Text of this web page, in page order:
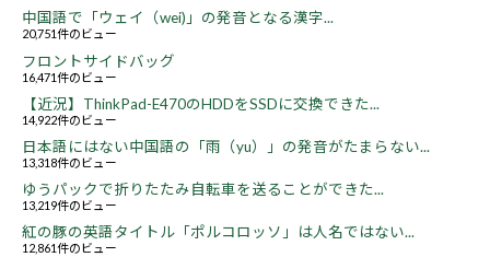
中国語で「ウェイ（wei)」の発音となる漢字...
20,751件のビュー
フロントサイドバッグ
16,471件のビュー
【近況】ThinkPad-E470のHDDをSSDに交換できた...
14,922件のビュー
日本語にはない中国語の「雨（yu）」の発音がたまらない...
13,318件のビュー
ゆうパックで折りたたみ自転車を送ることができた...
13,219件のビュー
紅の豚の英語タイトル「ポルコロッソ」は人名ではない...
12,861件のビュー